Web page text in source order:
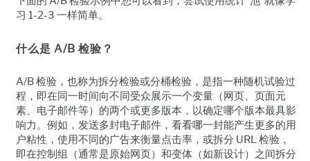
习 1-2-3 一样简单。
什么是 A/B 检验？
A/B 检验，也称为拆分检验或分桶检验，是指一种随机试验过
程，即在同一时间向不同受众展示一个变量（网页、页面元
素、电子邮件等）的两个或更多版本，以确定哪个版本最具影
响力。例如，发送多封电子邮件，看看哪一封能产生更多的用
户粘性，使用不同的广告来衡量点击率，或拆分 URL 检验，
即在控制组（通常是原始网页）和变体（如新设计）之间拆分